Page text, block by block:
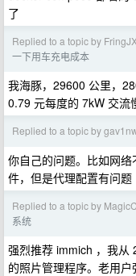
了
Replied to a topic by
一下用车充电成本
我海豚，29600 公里，
0.79 元每度的 7kW 交流
Replied to a topic by
你自己的问题。比如网
件，但是代理配置有问题
Replied to a topic by
系统
强烈推荐 immich ，我从
的照片管理程序。老用